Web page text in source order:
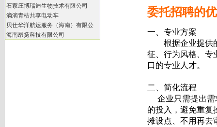
石家庄博瑞迪生物技术有限公司
滴滴青桔共享电动车
贝仕华洋航运服务（海南）有限公
海南昂扬科技有限公司
委托招聘的
一、专业方案
根据企业提供的
征、行为风格、专
口的专业人才。
二、简化流程
企业只需提出需
的投入，避免重复
摊设点、不用再去